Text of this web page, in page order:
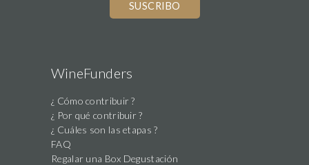
WineFunders
¿ Cómo contribuir ?
¿ Por qué contribuir ?
¿ Cuáles son las etapas ?
FAQ
Regalar una Box Degustación